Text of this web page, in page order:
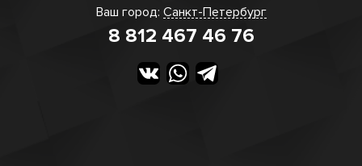
Ваш город: Санкт-Петербург
8 812 467 46 76